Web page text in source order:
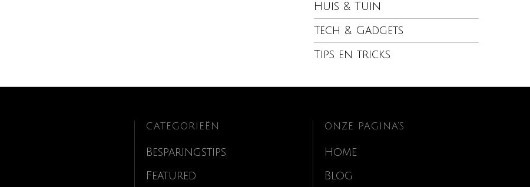
Huis & Tuin
Tech & Gadgets
Tips en tricks
CATEGORIEËN
Besparingstips
Featured
ONZE PAGINA’S
Home
Blog